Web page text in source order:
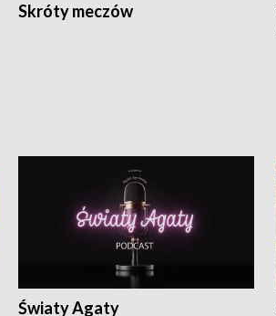
Skróty meczów
Światy Agaty